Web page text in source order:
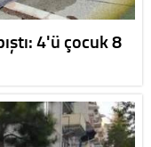
4'ü çocuk 8